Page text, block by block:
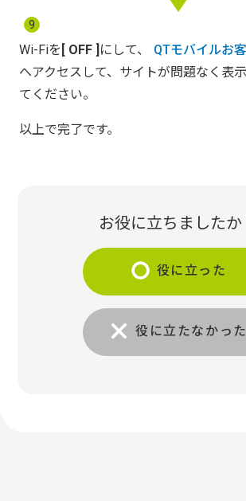
9
Wi-Fiを OFF にして、
QTモバイルお
へアクセスして、サイトが問題なく表
てください。
以上で完了です。
お役に立ちましたか
役に立った
役に立たなかった